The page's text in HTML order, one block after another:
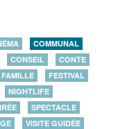
COMMUNAL
CONSEIL
CONTE
FAMILLE
FESTIVAL
NIGHTLIFE
SPECTACLE
VISITE GUIDÉE